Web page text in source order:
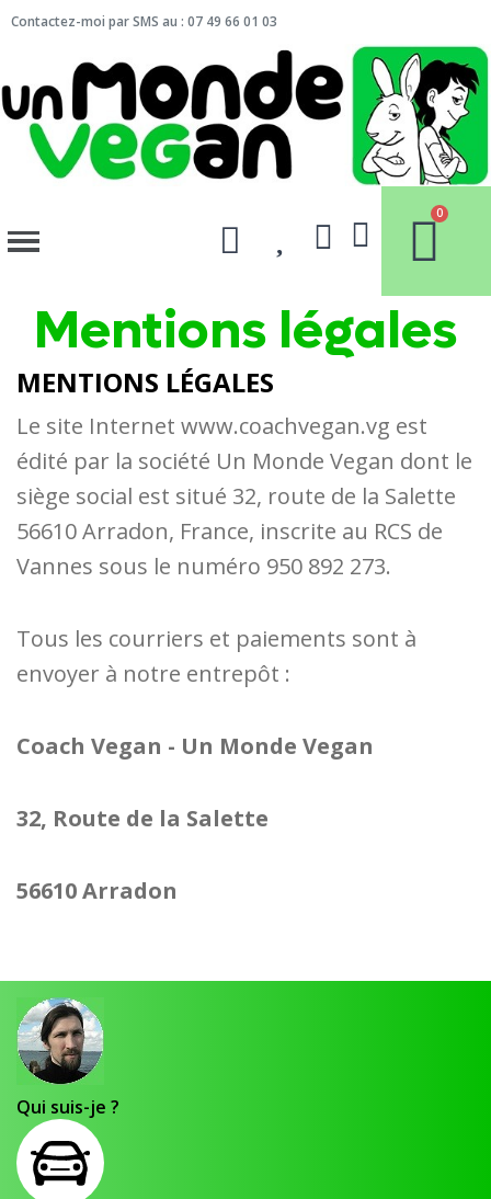
Contactez-moi par SMS au : 07 49 66 01 03
Mentions légales
MENTIONS LÉGALES
Le site Internet www.coachvegan.vg est
édité par la société Un Monde Vegan dont le
siège social est situé 32, route de la Salette
56610 Arradon, France, inscrite au RCS de
Vannes sous le numéro 950 892 273.
Tous les courriers et paiements sont à
envoyer à notre entrepôt :
Coach Vegan - Un Monde Vegan
32, Route de la Salette
56610 Arradon
Qui suis-je ?